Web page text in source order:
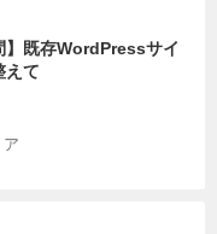
】既存WordPressサイ
えて